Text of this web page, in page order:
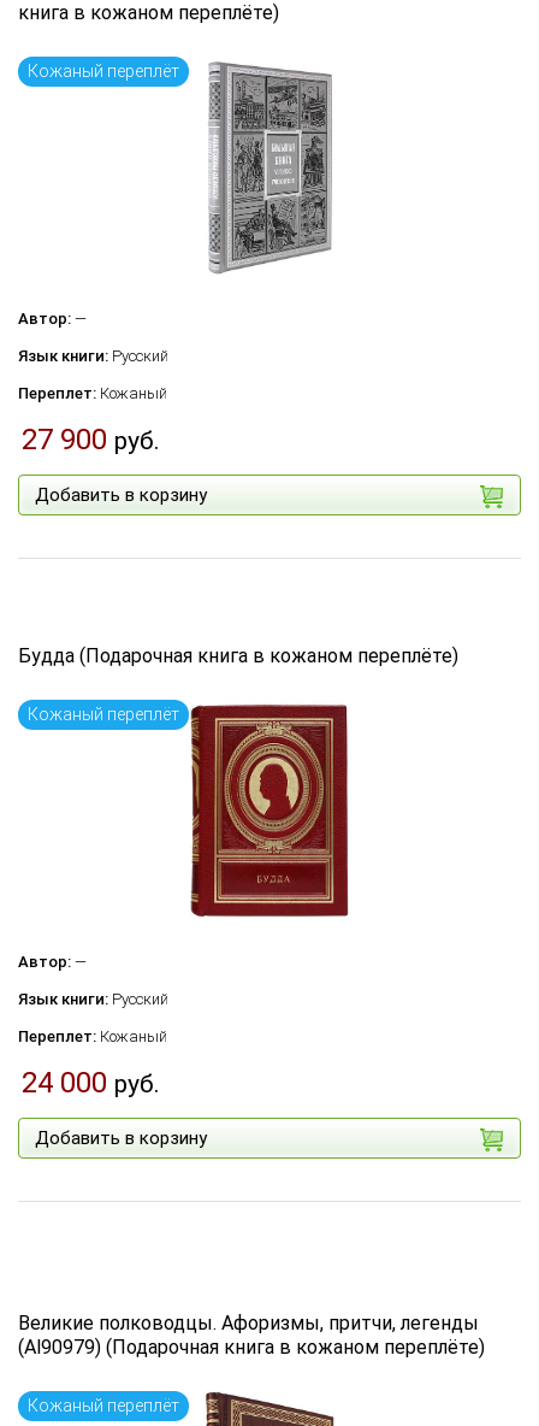
книга в кожаном переплёте)
Кожаный переплёт
Автор: —
Язык книги: Русский
Переплет: Кожаный
27 900 руб.
Добавить в корзину
Будда (Подарочная книга в кожаном переплёте)
Кожаный переплёт
Автор: —
Язык книги: Русский
Переплет: Кожаный
24 000 руб.
Добавить в корзину
Великие полководцы. Афоризмы, притчи, легенды
(Al90979) (Подарочная книга в кожаном переплёте)
Кожаный переплёт